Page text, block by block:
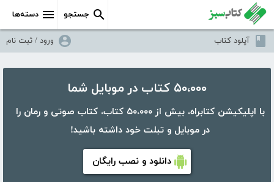
دسته‌ها جستجو
آپلود کتاب ورود / ثبت نام
۵۰،۰۰۰ کتاب در موبایل شما
با اپلیکیشن کتابراه، بیش از ۵۰،۰۰۰ کتاب، کتاب صوتی و رمان را
در موبایل و تبلت خود داشته باشید!
دانلود و نصب رایگان